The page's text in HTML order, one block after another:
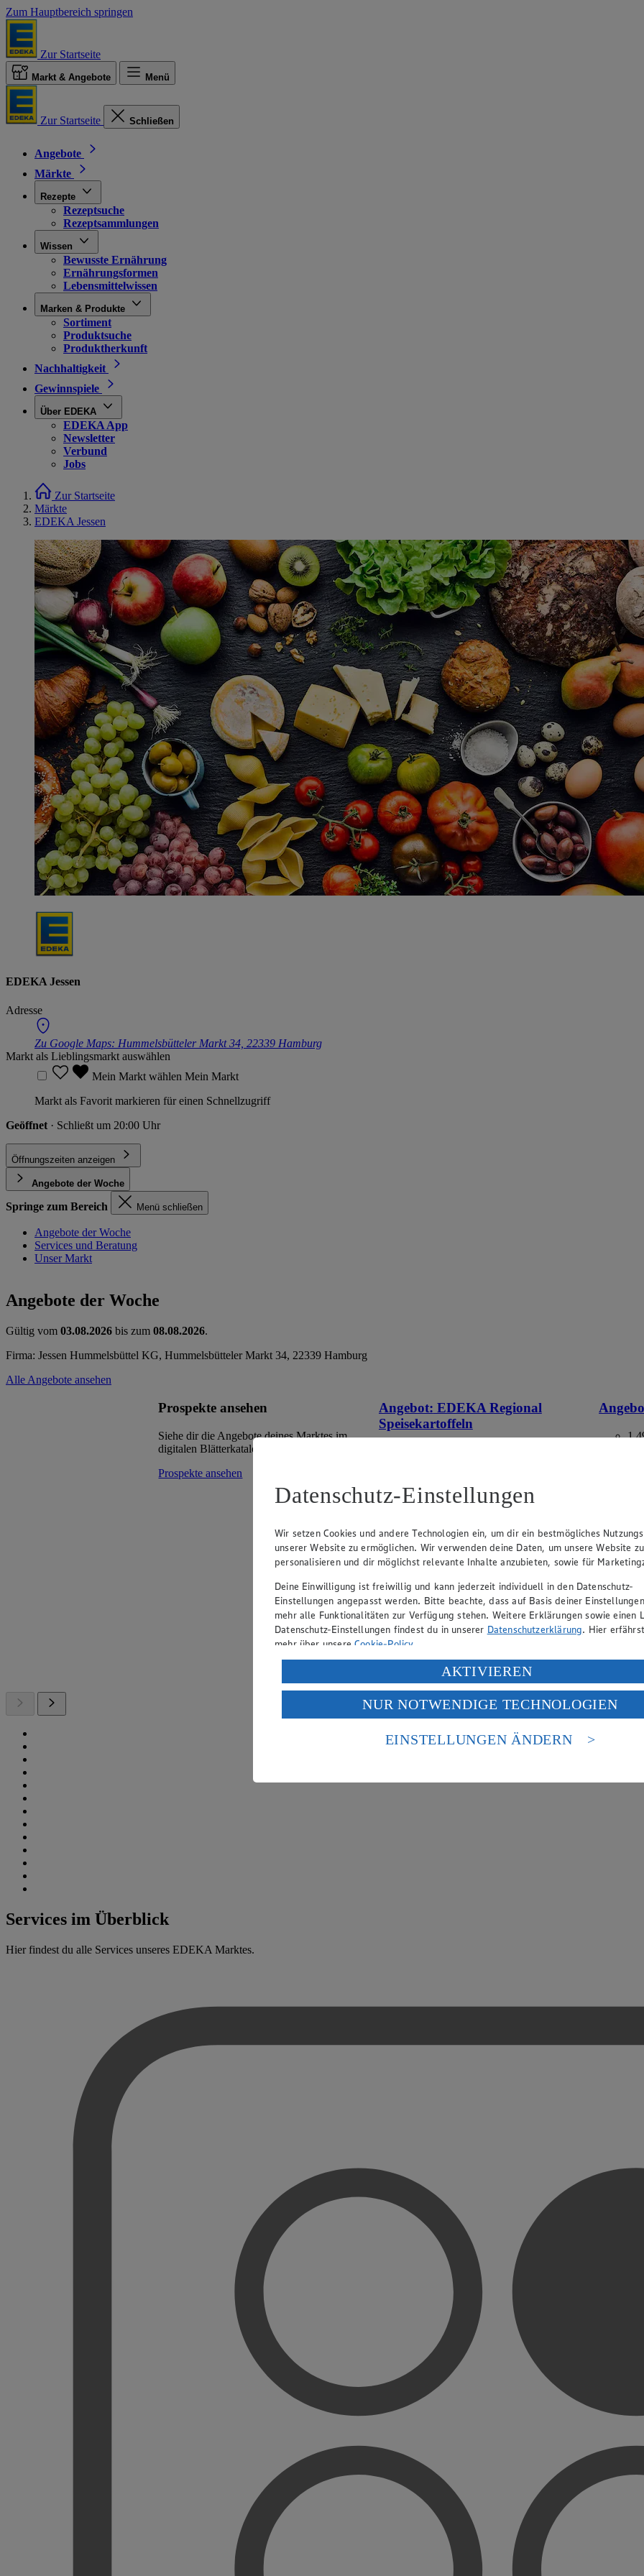
Zum Hauptbereich springen
Zur Startseite
Markt & Angebote Menü
Zur Startseite Schließen
Angebote
Märkte
Rezepte
Rezeptsuche
Rezeptsammlungen
Wissen
Bewusste Ernährung
Ernährungsformen
Lebensmittelwissen
Marken & Produkte
Sortiment
Produktsuche
Produktherkunft
Nachhaltigkeit
Gewinnspiele
Über EDEKA
EDEKA App
Newsletter
Verbund
Jobs
Zur Startseite
Märkte
EDEKA Jessen
EDEKA Jessen
Adresse
Zu Google Maps: Hummelsbütteler Markt 34, 22339 Hamburg
Markt als Lieblingsmarkt auswählen
Mein Markt wählen Mein Markt
Markt als Favorit markieren für einen Schnellzugriff
Geöffnet · Schließt um 20:00 Uhr
Öffnungszeiten anzeigen
Angebote der Woche
Springe zum Bereich Menü schließen
Angebote der Woche
Services und Beratung
Unser Markt
Angebote der Woche
Gültig vom 03.08.2026 bis zum 08.08.2026.
Firma: Jessen Hummelsbüttel KG, Hummelsbütteler Markt 34, 22339 Hamburg
Alle Angebote ansehen
Prospekte ansehen
Siehe dir die Angebote deines Marktes im
digitalen Blätterkatalog an.
Prospekte ansehen
Angebot: EDEKA Regional
Speisekartoffeln
versch. Kocheigenschaften, aus
aus
Services im Überblick
Hier findest du alle Services unseres EDEKA Marktes.
Datenschutz-Einstellungen
Wir setzen Cookies und andere Technologien ein, um dir ein bestmögliches
unserer Website zu ermöglichen. Wir verwenden deine Daten, um unsere Website zu
personalisieren und dir möglichst relevante Inhalte anzubieten, sowie für
Deine Einwilligung ist freiwillig und kann jederzeit individuell in den Datenschutz-
Einstellungen angepasst werden. Bitte beachte, dass auf Basis deiner
mehr alle Funktionalitäten zur Verfügung stehen. Weitere Erklärungen sowie einen
Datenschutz-Einstellungen findest du in unserer Datenschutzerklärung. Hier
mehr über unsereCookie-Policy.
Verarbeitung deiner personenbezogenen Daten in den USA durch Facebook und
Wenn du auf „Aktivieren“ klickst, willigst du im Sinne des Art. 49 Abs. 1 Satz 1 lit.
ein, dass deine Daten in den USA verarbeitet werden. Der EuGH sieht die USA als
einem nach europäischen Standards nicht angemessenen Datenschutzniveau an. Es
Risiko eines Zugriffs durch US-amerikanische Behörden.
AKTIVIEREN
NUR NOTWENDIGE TECHNOLOGIEN
EINSTELLUNGEN ÄNDERN